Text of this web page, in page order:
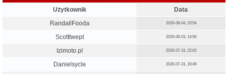
Użytkownik
Data
RandallFooda
2026-08-04, 23:54
Scotttwept 2026-08-03, 14:56
Izimoto.pl 2026-07-31, 22:02
Danielsycle 2026-07-31, 19:49